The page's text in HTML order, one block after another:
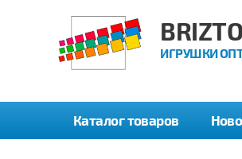
ИГРУШКИ
Каталог товаров